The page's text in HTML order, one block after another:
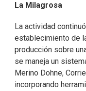
La Milagrosa
La actividad
establecimiento de
producción sobre
se maneja un
Merino Dohne,
incorporando